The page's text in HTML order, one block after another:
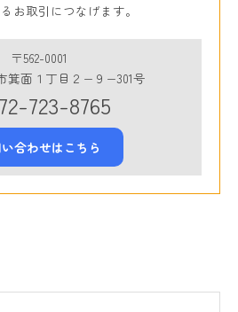
お取引につなげます。
〒562-0001
箕面１丁目２−９−301号
723-8765
合わせはこちら